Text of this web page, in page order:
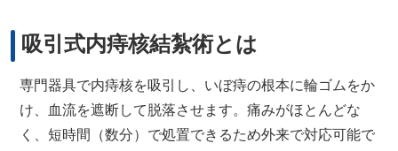
吸引式内痔核結紮術とは
専門器具で内痔核を吸引し、いぼ痔の根本に輪ゴムをか
け、血流を遮断して脱落させます。痛みがほとんどな
く、短時間（数分）で処置できるため外来で対応可能で